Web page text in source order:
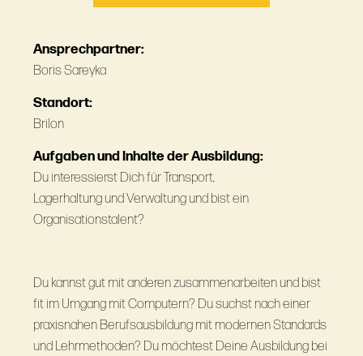
Ansprechpartner:
Boris Sareyka
Standort:
Brilon
Aufgaben und Inhalte der Ausbildung:
Du interessierst Dich für Transport,
Lagerhaltung und Verwaltung und bist ein
Organisationstalent?
Du kannst gut mit anderen zusammenarbeiten und bist
fit im Umgang mit Computern? Du suchst nach einer
praxisnahen Berufsausbildung mit modernen Standards
und Lehrmethoden? Du möchtest Deine Ausbildung bei